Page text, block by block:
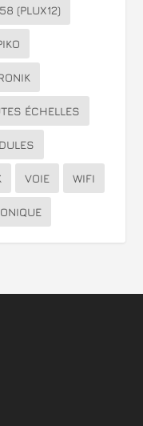
(PLUX12)
ÉCHELLES
VOIE WIFI